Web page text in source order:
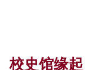
校史馆缘起